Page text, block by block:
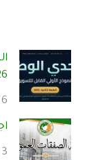
6 أغسطس، 2026
3 أغسطس، 2026